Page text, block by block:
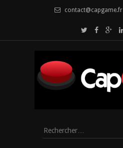
contact@capgame.fr
Rechercher :